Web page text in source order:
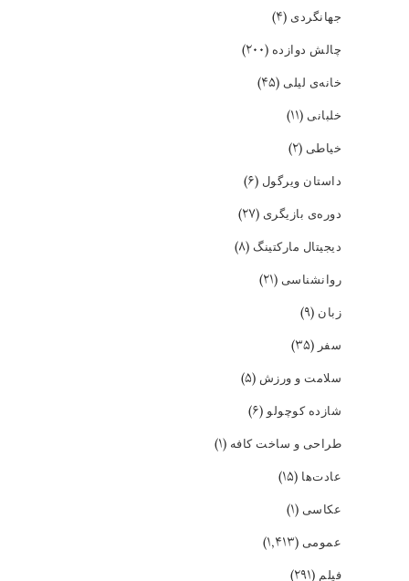
جهانگردی (۴)
چالش دوازده (۲۰۰)
خانه‌ی لیلی (۴۵)
خلبانی (۱۱)
خیاطی (۲)
داستان ویرگول (۶)
دوره‌ی بازیگری (۲۷)
دیجیتال مارکتینگ (۸)
روانشناسی (۲۱)
زبان (۹)
سفر (۳۵)
سلامت و ورزش (۵)
شازده کوچولو(۶)
طراحی و ساخت کافه (۱)
عادت‌ها (۱۵)
عکاسی (۱)
عمومی (۱,۴۱۳)
فیلم (۲۹۱)